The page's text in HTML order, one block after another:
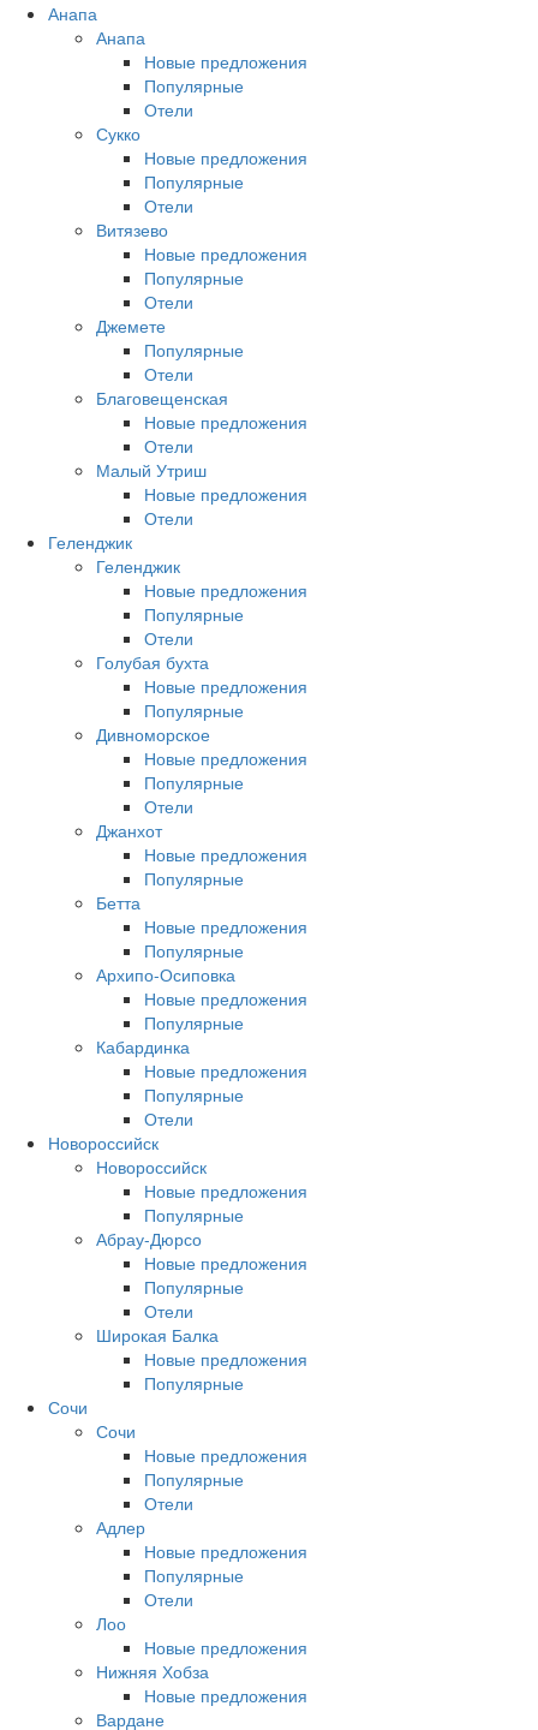
Анапа
Анапа
Новые предложения
Популярные
Отели
Сукко
Новые предложения
Популярные
Отели
Витязево
Новые предложения
Популярные
Отели
Джемете
Популярные
Отели
Благовещенская
Новые предложения
Отели
Малый Утриш
Новые предложения
Отели
Геленджик
Геленджик
Новые предложения
Популярные
Отели
Голубая бухта
Новые предложения
Популярные
Дивноморское
Новые предложения
Популярные
Отели
Джанхот
Новые предложения
Популярные
Бетта
Новые предложения
Популярные
Архипо-Осиповка
Новые предложения
Популярные
Кабардинка
Новые предложения
Популярные
Отели
Новороссийск
Новороссийск
Новые предложения
Популярные
Абрау-Дюрсо
Новые предложения
Популярные
Отели
Широкая Балка
Новые предложения
Популярные
Сочи
Сочи
Новые предложения
Популярные
Отели
Адлер
Новые предложения
Популярные
Отели
Лоо
Новые предложения
Нижняя Хобза
Новые предложения
Вардане